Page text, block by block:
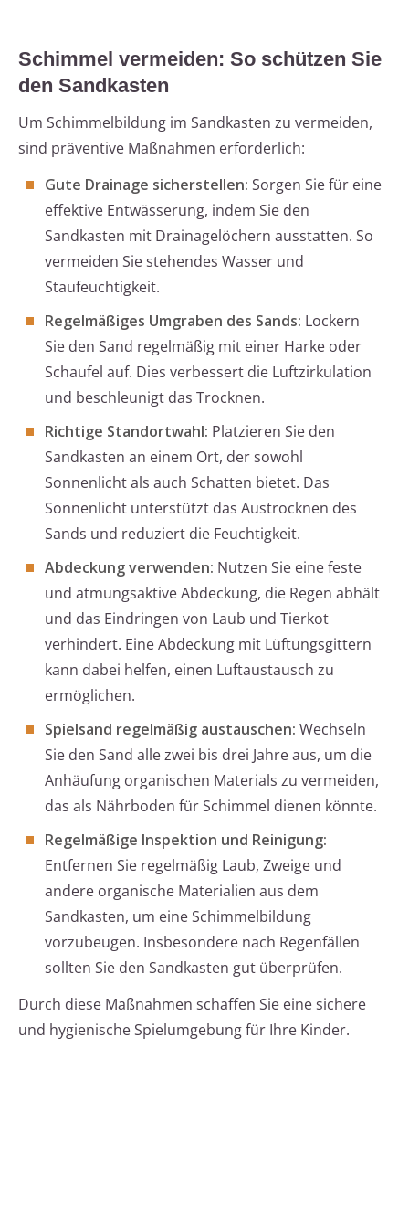
Schimmel vermeiden: So schützen Sie
den Sandkasten
Um Schimmelbildung im Sandkasten zu vermeiden,
sind präventive Maßnahmen erforderlich:
Gute Drainage sicherstellen: Sorgen Sie für eine
effektive Entwässerung, indem Sie den
Sandkasten mit Drainagelöchern ausstatten. So
vermeiden Sie stehendes Wasser und
Staufeuchtigkeit.
Regelmäßiges Umgraben des Sands: Lockern
Sie den Sand regelmäßig mit einer Harke oder
Schaufel auf. Dies verbessert die Luftzirkulation
und beschleunigt das Trocknen.
Richtige Standortwahl: Platzieren Sie den
Sandkasten an einem Ort, der sowohl
Sonnenlicht als auch Schatten bietet. Das
Sonnenlicht unterstützt das Austrocknen des
Sands und reduziert die Feuchtigkeit.
Abdeckung verwenden: Nutzen Sie eine feste
und atmungsaktive Abdeckung, die Regen abhält
und das Eindringen von Laub und Tierkot
verhindert. Eine Abdeckung mit Lüftungsgittern
kann dabei helfen, einen Luftaustausch zu
ermöglichen.
Spielsand regelmäßig austauschen: Wechseln
Sie den Sand alle zwei bis drei Jahre aus, um die
Anhäufung organischen Materials zu vermeiden,
das als Nährboden für Schimmel dienen könnte.
Regelmäßige Inspektion und Reinigung:
Entfernen Sie regelmäßig Laub, Zweige und
andere organische Materialien aus dem
Sandkasten, um eine Schimmelbildung
vorzubeugen. Insbesondere nach Regenfällen
sollten Sie den Sandkasten gut überprüfen.
Durch diese Maßnahmen schaffen Sie eine sichere
und hygienische Spielumgebung für Ihre Kinder.